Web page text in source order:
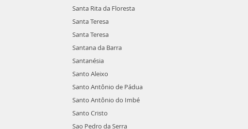
Santa Rita da Floresta
Santa Teresa
Santa Teresa
Santana da Barra
Santanésia
Santo Aleixo
Santo Antônio de Pádua
Santo Antônio do Imbé
Santo Cristo
Sao Pedro da Serra